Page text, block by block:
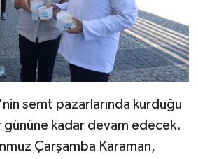
semt pazarlarında kurduğu
gününe kadar devam edecek.
Çarşamba Karaman,